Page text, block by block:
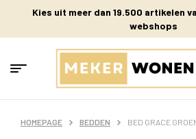
Kies uit meer dan 19.500 artikelen
webshops
HOMEPAGE BEDDEN BED GRACE